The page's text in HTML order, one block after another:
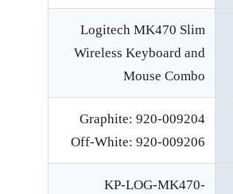
Logitech MK470 Slim
Wireless Keyboard and
Mouse Combo
Graphite: 920-009204
Off-White: 920-009206
KP-LOG-MK470-